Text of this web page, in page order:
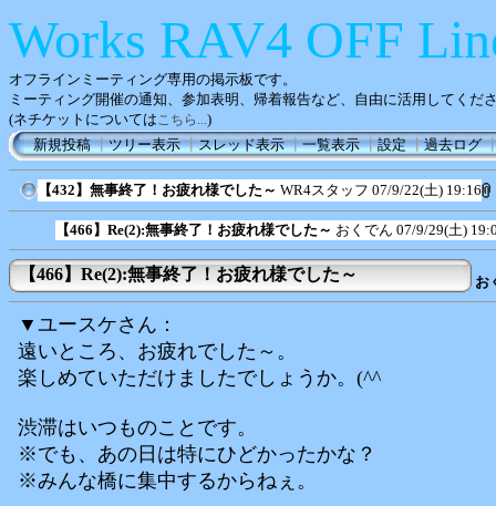
Works RAV4 OFF
オフラインミーティング専用の掲示板です。
ミーティング開催の通知、参加表明、帰着報告など、自由に活用してくだ
(ネチケットについてはこちら...)
新規投稿┃ツリー表示┃スレッド表示┃一覧表示┃設定┃過去ログ
【432】無事終了！お疲れ様でした～ WR4スタッフ 07/9/22(土) 19:16
【466】Re(2):無事終了！お疲れ様でした～ おくでん 07/9/29(土)
【466】Re(2):無事終了！お疲れ様でした～ お
▼ユースケさん：
遠いところ、お疲れでした～。
楽しめていただけましたでしょうか。(^^ゞ
渋滞はいつものことです。
※でも、あの日は特にひどかったかな？
※みんな橋に集中するからねぇ。